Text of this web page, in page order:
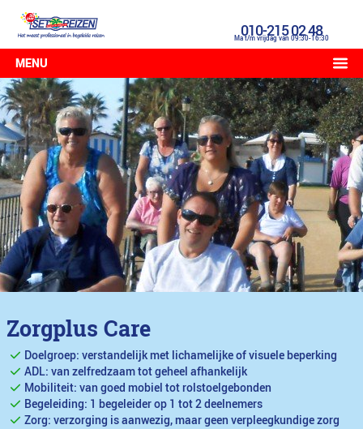
010-215 02 48
Ma t/m vrijdag van 09:30-16:30
MENU
Zorgplus Care
Doelgroep: verstandelijk met lichamelijke of visuele beperking
ADL: van zelfredzaam tot geheel afhankelijk
Mobiliteit: van goed mobiel tot rolstoelgebonden
Begeleiding: 1 begeleider op 1 tot 2 deelnemers
Zorg: verzorging is aanwezig, maar geen verpleegkundige zorg